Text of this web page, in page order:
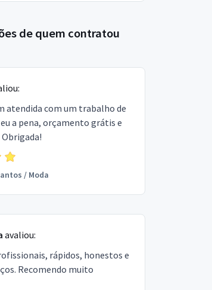
de quem contratou
atendida com um trabalho de
a pena, orçamento grátis e
/ Moda
avaliou:
rápidos, honestos e
Recomendo muito